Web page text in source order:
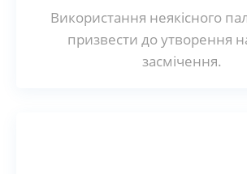
Використання неякісного
призвести до утворення
засмічення.